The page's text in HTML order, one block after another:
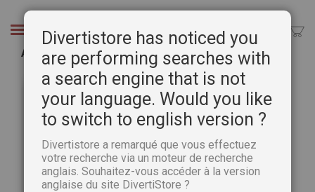
Chercher
Apprendre à dessiner les mouvements du corps
Passer
galerie
d’images
Divertistore has noticed you
are performing searches with
a search engine that is not
your language. Would you like
to switch to english version ?
Divertistore a remarqué que vous effectuez
votre recherche via un moteur de recherche
anglais. Souhaitez-vous accéder à la version
anglaise du site DivertiStore ?